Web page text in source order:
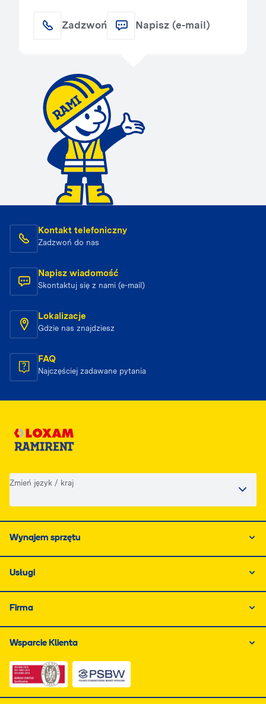
Zadzwoń Napisz (e-mail)
Kontakt telefoniczny
Zadzwoń do nas
Napisz wiadomość
Skontaktuj się z nami (e-mail)
Lokalizacje
Gdzie nas znajdziesz
FAQ
Najczęściej zadawane pytania
Zmień język / kraj
Wynajem sprzętu
Usługi
Firma
Wsparcie Klienta
Link do dokumentu PDF z certyfikatem ISO, otwiera
Link do dokumentu PDF z certyfikatem